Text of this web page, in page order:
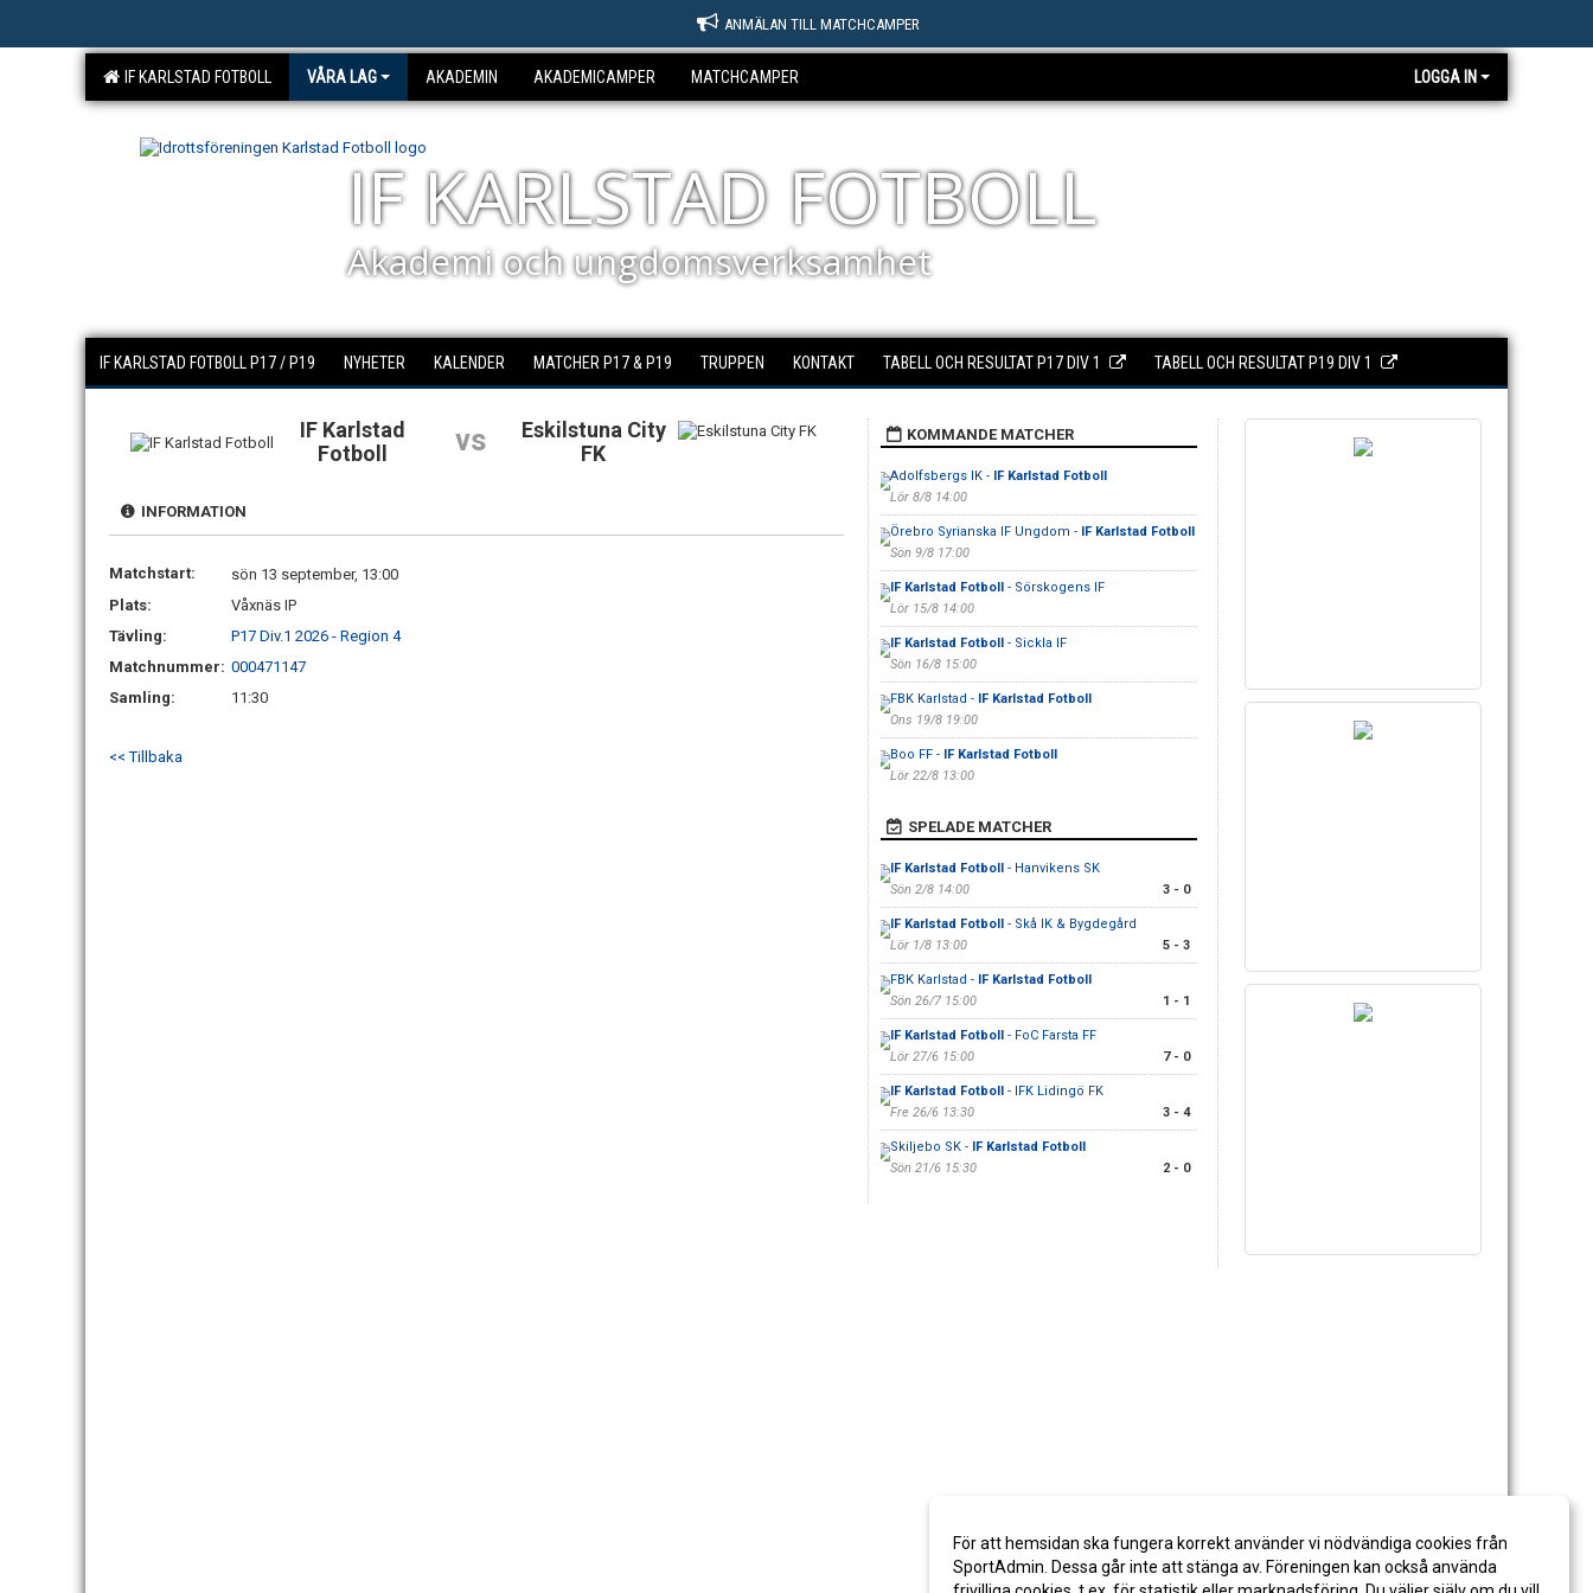
ANMÄLAN TILL MATCHCAMPER
IF KARLSTAD FOTBOLL VÅRA LAG AKADEMIN AKADEMICAMPER MATCHCAMPER LOGGA IN
IF KARLSTAD FOTBOLL
Akademi och ungdomsverksamhet
IF KARLSTAD FOTBOLL P17 / P19 NYHETER KALENDER MATCHER P17 & P19 TRUPPEN KONTAKT TABELL OCH RESULTAT P17 DIV 1 TABELL OCH RESULTAT P19 DIV 1
IF Karlstad
Fotboll
vs
Eskilstuna City
FK
INFORMATION
Matchstart:
sön 13 september, 13:00
Plats:
Våxnäs IP
Tävling:
P17 Div.1 2026 - Region 4
Matchnummer: 000471147
Samling:
11:30
<< Tillbaka
KOMMANDE MATCHER
Adolfsbergs IK - IF Karlstad Fotboll
Lör 8/8 14:00
Örebro Syrianska IF Ungdom - IF Karlstad Fotboll
Sön 9/8 17:00
IF Karlstad Fotboll- Sörskogens IF
Lör 15/8 14:00
IF Karlstad Fotboll- Sickla IF
Sön 16/8 15:00
FBK Karlstad - IF Karlstad Fotboll
Ons 19/8 19:00
Boo FF - IF Karlstad Fotboll
Lör 22/8 13:00
SPELADE MATCHER
IF Karlstad Fotboll- Hanvikens SK
Sön 2/8 14:00
3 - 0
IF Karlstad Fotboll- Skå IK & Bygdegård
Lör 1/8 13:00
5 - 3
FBK Karlstad - IF Karlstad Fotboll
Sön 26/7 15:00
1 - 1
IF Karlstad Fotboll- FoC Farsta FF
Lör 27/6 15:00
7 - 0
IF Karlstad Fotboll- IFK Lidingö FK
Fre 26/6 13:30
3 - 4
Skiljebo SK - IF Karlstad Fotboll
Sön 21/6 15:30
2 - 0
För att hemsidan ska fungera korrekt använder vi nödvändiga cookies från
SportAdmin. Dessa går inte att stänga av. Föreningen kan också använda